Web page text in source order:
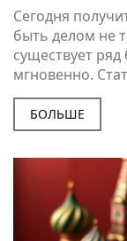
Сегодня
быть делом не
существует
мгновенно.
банки
быстрого
того, внимание
предложений,
решения.
желающих
БОЛЬШЕ